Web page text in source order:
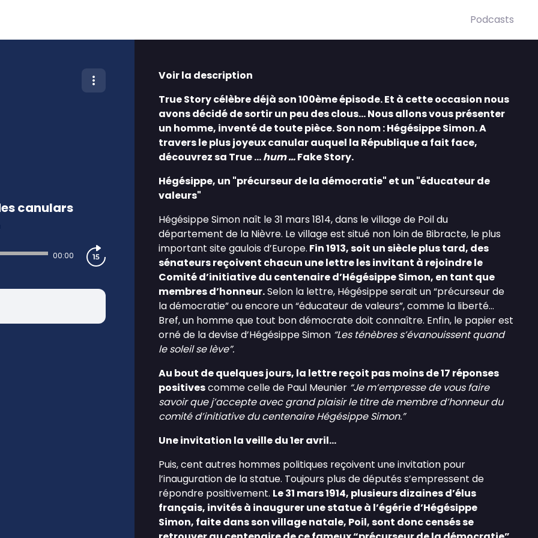
Podcasts
canulars
00:00
Voir la description
True Story célèbre déjà son 100ème épisode. Et à cette occasion nous
avons décidé de sortir un peu des clous... Nous allons vous présenter
un homme, inventé de toute pièce. Son nom : Hégésippe Simon. A
travers le plus joyeux canular auquel la République a fait face,
découvrez sa True …hum …Fake Story.
Hégésippe, un "précurseur de la démocratie" et un "éducateur de
valeurs"
Hégésippe Simon naît le 31 mars 1814, dans le village de Poil du
département de la Nièvre. Le village est situé non loin de Bibracte, le plus
important site gaulois d’Europe. Fin 1913, soit un siècle plus tard, des
sénateurs reçoivent chacun une lettre les invitant à rejoindre le
Comité d’initiative du centenaire d’Hégésippe Simon, en tant que
membres d’honneur.Selon la lettre, Hégésippe serait un “précurseur de
la démocratie” ou encore un “éducateur de valeurs”, comme la liberté...
Bref, un homme que tout bon démocrate doit connaître. Enfin, le papier est
orné de la devise d’Hégésippe Simon “Les ténèbres s’évanouissent quand
le soleil se lève”.
Au bout de quelques jours, la lettre reçoit pas moins de 17 réponses
positivescomme celle de Paul Meunier “Je m’empresse de vous faire
savoir que j’accepte avec grand plaisir le titre de membre d’honneur du
comité d’initiative du centenaire Hégésippe Simon.”
Une invitation la veille du 1er avril...
Puis, cent autres hommes politiques reçoivent une invitation pour
l’inauguration de la statue. Toujours plus de députés s’empressent de
répondre positivement. Le 31 mars 1914, plusieurs dizaines d’élus
français, invités à inaugurer une statue à l’égérie d’Hégésippe
Simon, faite dans son village natale, Poil, sont donc censés se